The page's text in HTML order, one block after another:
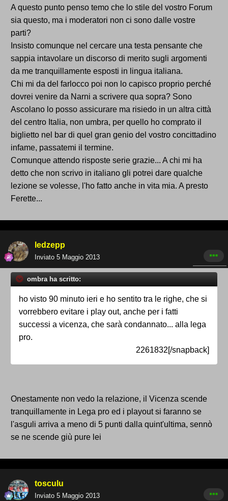
A questo punto penso temo che lo stile del vostro Forum
sia questo, ma i moderatori non ci sono dalle vostre
parti?
Insisto comunque nel cercare una testa pensante che
sappia intavolare un discorso di merito sugli argomenti
da me tranquillamente esposti in lingua italiana.
Chi mi da del farlocco poi non lo capisco proprio perché
dovrei venire da Narni a scrivere qua sopra? Sono
Ascolano lo posso assicurare ma risiedo in un altra città
del centro Italia, non umbra, per quello ho comprato il
biglietto nel bar di quel gran genio del vostro concittadino
infame, passatemi il termine.
Comunque attendo risposte serie grazie... A chi mi ha
detto che non scrivo in italiano gli potrei dare qualche
lezione se volesse, l'ho fatto anche in vita mia. A presto
Ferette...
ledzepp
Inviato 5 Maggio 2013
ombra ha scritto:
ho visto 90 minuto ieri e ho sentito tra le righe, che si
vorrebbero evitare i play out, anche per i fatti
successi a vicenza, che sarà condannato... alla lega
pro.
2261832[/snapback]
Onestamente non vedo la relazione, il Vicenza scende
tranquillamente in Lega pro ed i playout si faranno se
l'asguli arriva a meno di 5 punti dalla quint'ultima, sennò
se ne scende giù pure lei
tosculu
Inviato 5 Maggio 2013